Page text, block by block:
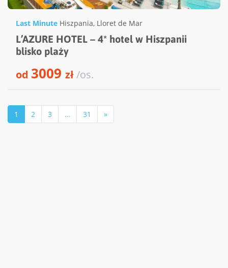
Last Minute Hiszpania, Lloret de Mar
L’AZURE HOTEL – 4* hotel w Hiszpanii
blisko plaży
od 3009 zł/os.
1 2 3 … 31 »